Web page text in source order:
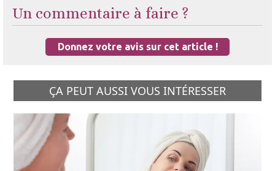
Un commentaire à faire ?
Donnez votre avis sur cet article !
ÇA PEUT AUSSI VOUS INTÉRESSER